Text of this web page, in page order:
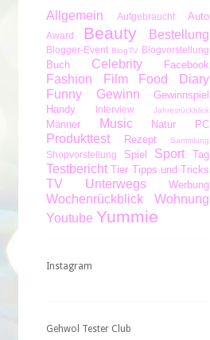
Allgemein Aufgebraucht Auto
Award Beauty Bestellung
Blogger-Event BlogTV Blogvorstellung
Buch Celebrity Facebook
Fashion Film
Food Diary
Funny
Gewinn
Gewinnspiel
Handy
Interview Jahresrückblick
Männer Music Natur PC
Produkttest Rezept Sammlung
Shopvorstellung Spiel Sport Tag
Testbericht Tier Tipps und Tricks
TV Unterwegs Werbung
Wochenrückblick
Wohnung
Youtube Yummie
Instagram
Gehwol Tester Club